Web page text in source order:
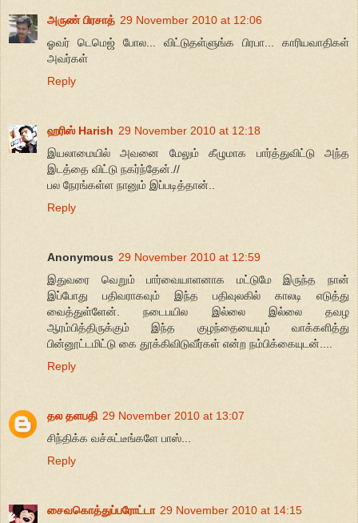
அருண் பிரசாத் 29 November 2010 at 12:06
ஓவர் டெமெஜ் போல... விட்டுதள்ளுங்க பிரபா... காரியவாதிகள்
அவர்கள்
Reply
ஹரிஸ் Harish 29 November 2010 at 12:18
இயலாமையில் அவனை மேலும் கீழுமாக பார்த்துவிட்டு அந்த
இடத்தை விட்டு நகர்ந்தேன்.//
பல நேரங்கள்ள நானும் இப்படித்தான்..
Reply
Anonymous 29 November 2010 at 12:59
இதுவரை வெறும் பார்வையாளனாக மட்டுமே இருந்த நான்
இப்போது பதிவராகவும் இந்த பதிவுலகில் காலடி எடுத்து
வைத்துள்ளேன். நடைபயில இல்லை இல்லை தவழ
ஆரம்பித்திருக்கும் இந்த குழந்தையையும் வாக்களித்து
பின்னூட்டமிட்டு கை தூக்கிவிடுவீர்கள் என்ற நம்பிக்கையுடன்....
Reply
தல தளபதி 29 November 2010 at 13:07
சிந்திக்க வச்சுட்டீங்களே பாஸ்...
Reply
சைவகொத்துப்பரோட்டா 29 November 2010 at 14:15